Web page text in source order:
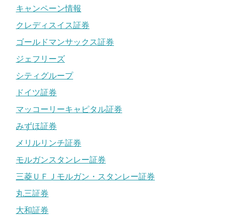
キャンペーン情報
クレディスイス証券
ゴールドマンサックス証券
ジェフリーズ
シティグループ
ドイツ証券
マッコーリーキャピタル証券
みずほ証券
メリルリンチ証券
モルガンスタンレー証券
三菱ＵＦＪモルガン・スタンレー証券
丸三証券
大和証券